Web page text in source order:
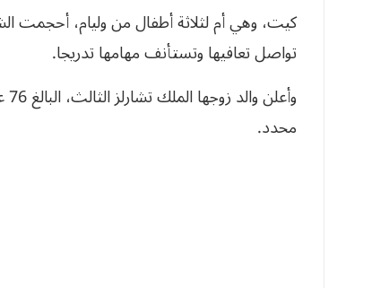
كيت، وهي أم لثلاثة أطفال من وليام، أحجمت
تواصل تعافيها وتستأنف مهامها تدريجا.
محدد.